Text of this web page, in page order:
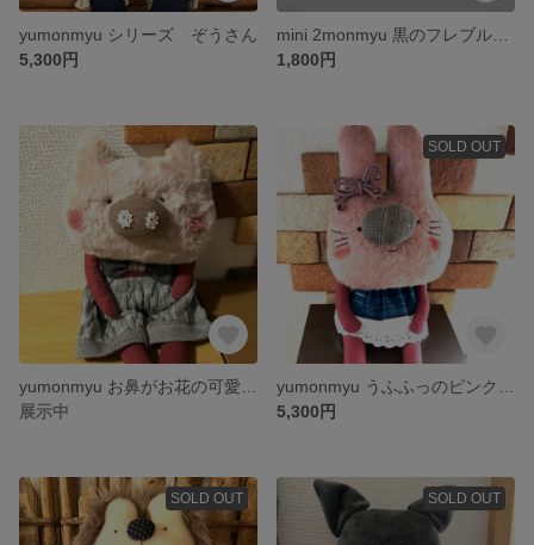
yumonmyu シリーズ ぞうさん
5,300円
1,800円
展示中
SOLD OUT
5,300円
SOLD OUT SOLD OUT